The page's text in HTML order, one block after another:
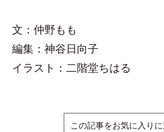
文：仲野もも
編集：神谷日向子
イラスト：二階堂ちはる
この記事をお気に入り